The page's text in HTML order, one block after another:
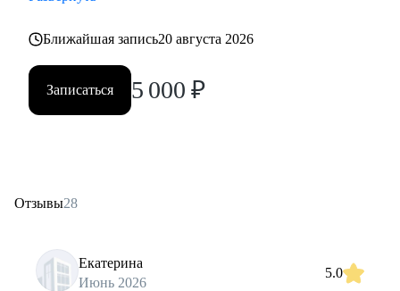
Ближайшая запись20 августа 2026
Записаться 5 000 ₽
Отзывы28
Екатерина
Июнь 2026
5.0